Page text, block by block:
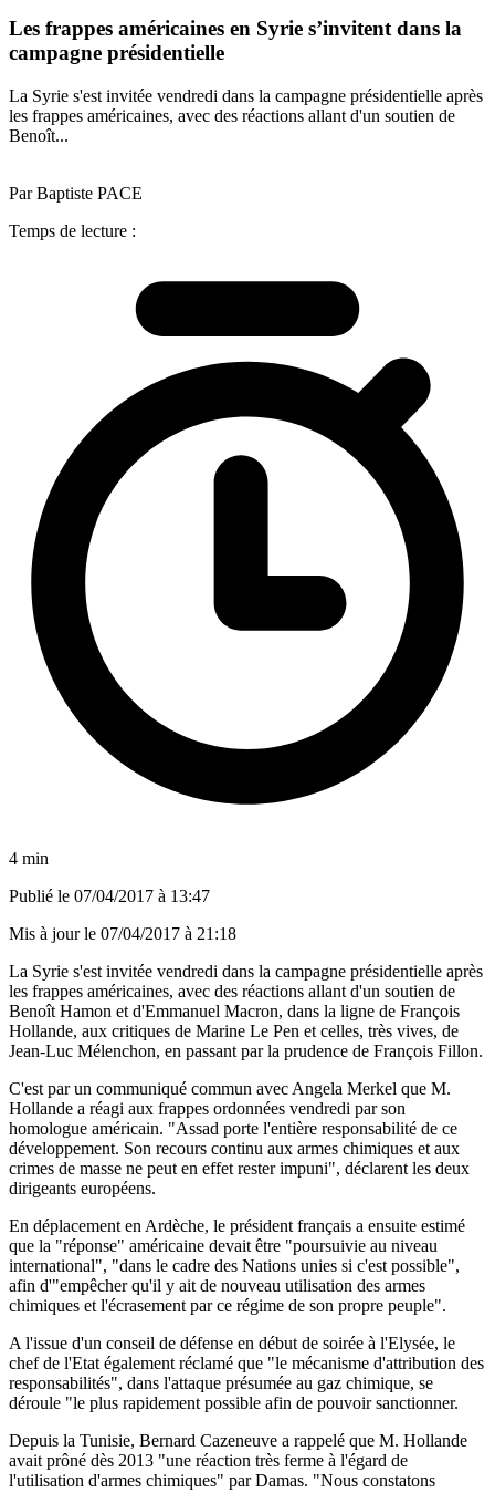
Les frappes américaines en Syrie s’invitent dans la
campagne présidentielle
La Syrie s'est invitée vendredi dans la campagne présidentielle après
les frappes américaines, avec des réactions allant d'un soutien de
Benoît...
Par Baptiste PACE
Temps de lecture :
4 min
Publié le 07/04/2017 à 13:47
Mis à jour le 07/04/2017 à 21:18
La Syrie s'est invitée vendredi dans la campagne présidentielle après
les frappes américaines, avec des réactions allant d'un soutien de
Benoît Hamon et d'Emmanuel Macron, dans la ligne de François
Hollande, aux critiques de Marine Le Pen et celles, très vives, de
Jean-Luc Mélenchon, en passant par la prudence de François Fillon.
C'est par un communiqué commun avec Angela Merkel que M.
Hollande a réagi aux frappes ordonnées vendredi par son
homologue américain. "Assad porte l'entière responsabilité de ce
développement. Son recours continu aux armes chimiques et aux
crimes de masse ne peut en effet rester impuni", déclarent les deux
dirigeants européens.
En déplacement en Ardèche, le président français a ensuite estimé
que la "réponse" américaine devait être "poursuivie au niveau
international", "dans le cadre des Nations unies si c'est possible",
afin d'"empêcher qu'il y ait de nouveau utilisation des armes
chimiques et l'écrasement par ce régime de son propre peuple".
A l'issue d'un conseil de défense en début de soirée à l'Elysée, le
chef de l'Etat également réclamé que "le mécanisme d'attribution des
responsabilités", dans l'attaque présumée au gaz chimique, se
déroule "le plus rapidement possible afin de pouvoir sanctionner.
Depuis la Tunisie, Bernard Cazeneuve a rappelé que M. Hollande
avait prôné dès 2013 "une réaction très ferme à l'égard de
l'utilisation d'armes chimiques" par Damas. "Nous constatons